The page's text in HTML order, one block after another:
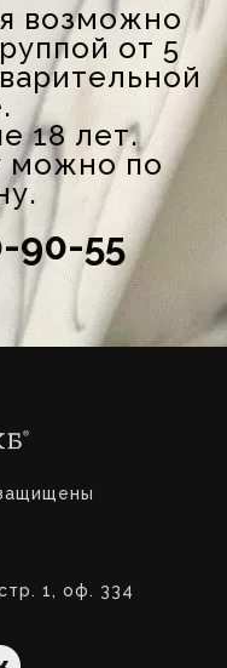
возможно
от 5
18 лет.
можно по
90-55
1, оф. 334